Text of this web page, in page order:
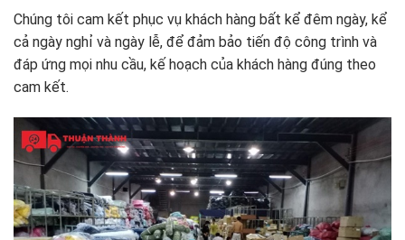
Chúng tôi cam kết phục vụ khách hàng bất kể đêm ngày, kể
cả ngày nghỉ và ngày lễ, để đảm bảo tiến độ công trình và
đáp ứng mọi nhu cầu, kế hoạch của khách hàng đúng theo
cam kết.